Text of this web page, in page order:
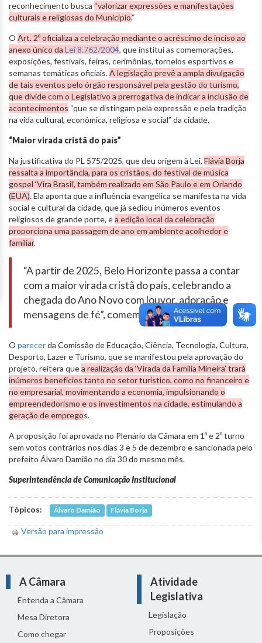
reconhecimento busca “valorizar expressões e manifestações
culturais e religiosas do Município.”
O Art. 2º oficializa a celebração mediante o acréscimo de inciso ao
anexo único da Lei 8.762/2004, que institui as comemorações,
exposições, festivais, feiras, cerimônias, torneios esportivos e
semanas temáticas oficiais.A legislação prevê a ampla divulgação
de tais eventos pelo órgão responsável pela gestão do turismo,
que divide com o Legislativo a prerrogativa de indicar a inclusão de
acontecimentos “que se distingam pela expressão e pela tradição
na vida cultural, econômica, religiosa e social” da cidade.
“Maior virada cristã do país”
Na justificativa do PL 575/2025, que deu origem à Lei, Flávia Borja
ressalta a importância, para os cristãos, do festival de música
gospel ‘Vira Brasil’, também realizado em São Paulo e em Orlando
(EUA). Ela aponta que a influência evangélica se manifesta na vida
social e cultural da cidade, que já sediou inúmeros eventos
religiosos de grande porte, ea edição local da celebração
proporciona uma passagem de ano em ambiente acolhedor e
familiar.
“A partir de 2025, Belo Horizonte passa a contar
com a maior virada cristã do país, celebrando a
chegada do Ano Novo com louvor, adoração e
mensagens de fé”, comemora a autora.
O parecerda Comissão de Educação, Ciência, Tecnologia, Cultura,
Desporto, Lazer e Turismo, que se manifestou pela aprovação do
projeto, reitera quea realização da ‘Virada da Família Mineira’ trará
inúmeros benefícios tanto no setor turístico, como no financeiro e
no empresarial, movimentando a economia, impulsionando o
empreendedorismo e os investimentos na cidade, estimulando a
geração de empregos.
A proposição foi aprovada no Plenário da Câmara em 1º e 2º turno
sem votos contrários nos dias 3 e 5 de dezembro e sancionada pelo
prefeito Álvaro Damião no dia 30 do mesmo mês.
Superintendência de Comunicação Institucional
Tópicos: Álvaro Damião Flávia Borja
Versão para impressão
A Câmara
Entenda a Câmara
Mesa Diretora
Como chegar
Atividade
Legislativa
Legislação
Proposições